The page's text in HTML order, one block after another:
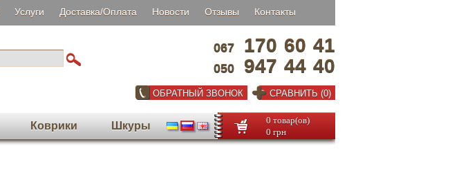
Услуги Доставка/Оплата Новости Отзывы Контакты
067 170 60 41
050 947 44 40
ОБРАТНЫЙ ЗВОНОК СРАВНИТЬ (0)
Коврики Шкуры
0 товар(ов)
0 грн